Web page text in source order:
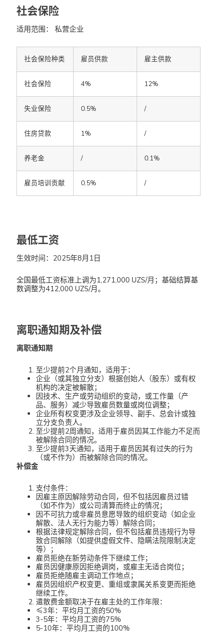
社会保险
适用范围： 私营企业
社会保险种类 雇员供款 雇主供款
社会保险 4% 12%
失业保险 0.5% /
住房贷款 1% /
养老金 / 0.1%
雇员培训贡献 0.5% /
最低工资
生效时间：2025年8月1日
全国最低工资标准上调为1,271,000 UZS/月；基础结算基
数调整为412,000 UZS/月。
离职通知期及补偿
离职通知期
至少提前2个月通知，适用于：
企业（或其独立分支）根据创始人（股东）或有权
机构的决定被解散；
因技术、生产或劳动组织的变动，或工作量（产
品、服务）减少导致雇员数量或岗位调整；
企业所有权变更涉及企业领导、副手、总会计或独
立分支负责人。
至少提前2周通知，适用于雇员因其工作能力不足而
被解除合同的情况。
至少提前3天通知，适用于雇员因其有过失的行为
（或不作为）而被解除合同的情况。
补偿金
支付条件：
因雇主原因解除劳动合同，但不包括因雇员过错
（如不作为）或公司清算而终止的情况；
因不可抗力或非雇员意愿导致的组织变动（如企业
解散、法人无行为能力等）解除合同；
根据法律规定解除合同，但不包括雇员违规行为导
致合同解除（如提供虚假文件、隐瞒法院限制决定
等）；
雇员拒绝在新劳动条件下继续工作；
雇员因健康原因拒绝调岗，或雇主无适合岗位；
雇员拒绝随雇主调动工作地点；
雇员因组织产权变更、重组或隶属关系变更而拒绝
继续工作。
遣散费金额取决于在雇主处的工作年限：
≤3年：平均月工资的50%
3-5年：平均月工资的75%
5-10年：平均月工资的100%